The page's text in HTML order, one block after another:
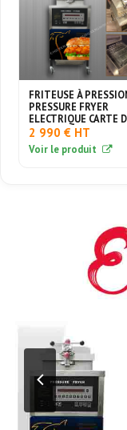
FRITEUSE À
PRESSURE FRYER
ELECTRIQUE CARTE
2 990 € HT
Voir le produit